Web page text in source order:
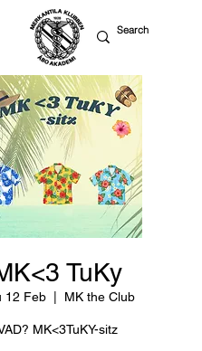
TuKy
12 Feb MK the Club
MK<3TuKY-sitz